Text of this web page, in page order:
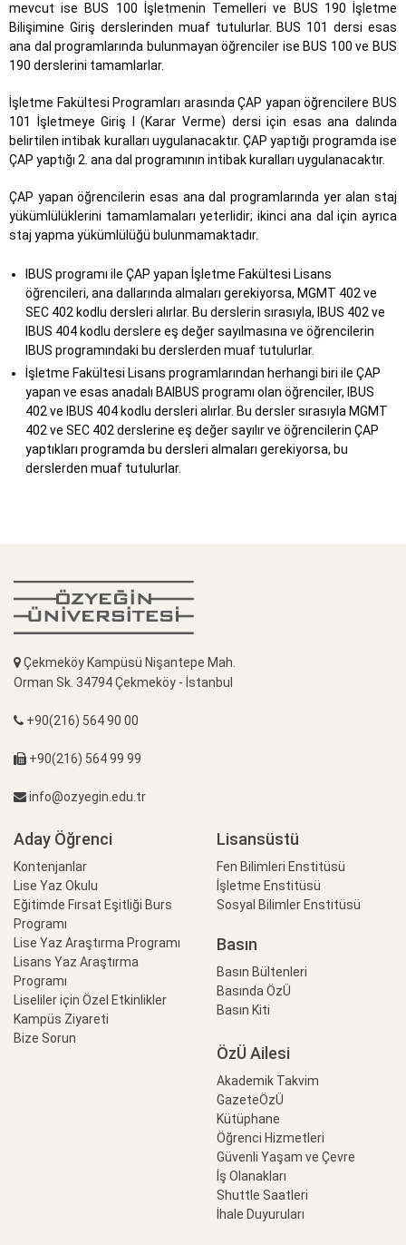
mevcut ise BUS 100 İşletmenin Temelleri ve BUS 190 İşletme
Bilişimine Giriş derslerinden muaf tutulurlar. BUS 101 dersi esas
ana dal programlarında bulunmayan öğrenciler ise BUS 100 ve BUS
190 derslerini tamamlarlar.
İşletme Fakültesi Programları arasında ÇAP yapan öğrencilere BUS
101 İşletmeye Giriş I (Karar Verme) dersi için esas ana dalında
belirtilen intibak kuralları uygulanacaktır. ÇAP yaptığı programda ise
ÇAP yaptığı 2. ana dal programının intibak kuralları uygulanacaktır.
ÇAP yapan öğrencilerin esas ana dal programlarında yer alan staj
yükümlülüklerini tamamlamaları yeterlidir; ikinci ana dal için ayrıca
staj yapma yükümlülüğü bulunmamaktadır.
IBUS programı ile ÇAP yapan İşletme Fakültesi Lisans
öğrencileri, ana dallarında almaları gerekiyorsa, MGMT 402 ve
SEC 402 kodlu dersleri alırlar. Bu derslerin sırasıyla, IBUS 402 ve
IBUS 404 kodlu derslere eş değer sayılmasına ve öğrencilerin
IBUS programındaki bu derslerden muaf tutulurlar.
İşletme Fakültesi Lisans programlarından herhangi biri ile ÇAP
yapan ve esas anadalı BAIBUS programı olan öğrenciler, IBUS
402 ve IBUS 404 kodlu dersleri alırlar. Bu dersler sırasıyla MGMT
402 ve SEC 402 derslerine eş değer sayılır ve öğrencilerin ÇAP
yaptıkları programda bu dersleri almaları gerekiyorsa, bu
derslerden muaf tutulurlar.
Çekmeköy Kampüsü Nişantepe Mah.
Orman Sk. 34794 Çekmeköy - İstanbul
+90(216) 564 90 00
+90(216) 564 99 99
info@ozyegin.edu.tr
Aday Öğrenci
Kontenjanlar
Lise Yaz Okulu
Eğitimde Fırsat Eşitliği Burs
Programı
Lise Yaz Araştırma Programı
Lisans Yaz Araştırma
Programı
Liseliler için Özel Etkinlikler
Kampüs Ziyareti
Bize Sorun
Lisansüstü
Fen Bilimleri Enstitüsü
İşletme Enstitüsü
Sosyal Bilimler Enstitüsü
Basın
Basın Bültenleri
Basında ÖzÜ
Basın Kiti
ÖzÜ Ailesi
Akademik Takvim
GazeteÖzÜ
Kütüphane
Öğrenci Hizmetleri
Güvenli Yaşam ve Çevre
İş Olanakları
Shuttle Saatleri
İhale Duyuruları